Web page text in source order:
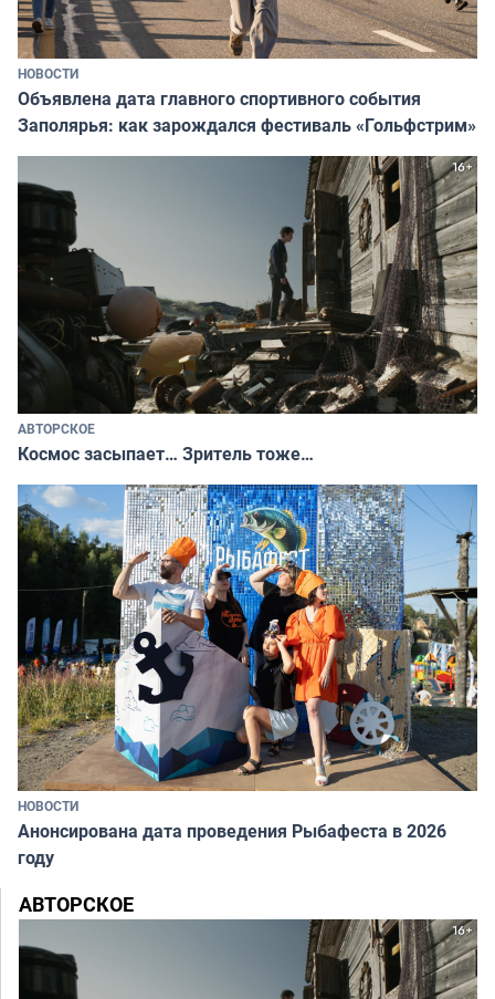
НОВОСТИ
Объявлена дата главного спортивного события
Заполярья: как зарождался фестиваль «Гольфстрим»
АВТОРСКОЕ
Космос засыпает… Зритель тоже…
НОВОСТИ
Анонсирована дата проведения Рыбафеста в 2026
году
АВТОРСКОЕ